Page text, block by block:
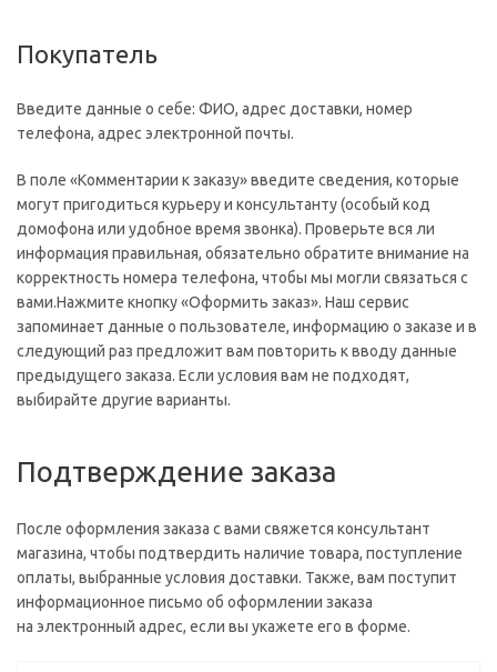
Покупатель
Введите данные о себе: ФИО, адрес доставки, номер
телефона, адрес электронной почты.
В поле «Комментарии к заказу» введите сведения, которые
могут пригодиться курьеру и консультанту (особый код
домофона или удобное время звонка). Проверьте вся ли
информация правильная, обязательно обратите внимание на
корректность номера телефона, чтобы мы могли связаться с
вами.Нажмите кнопку «Оформить заказ». Наш сервис
запоминает данные о пользователе, информацию о заказе и в
следующий раз предложит вам повторить к вводу данные
предыдущего заказа. Если условия вам не подходят,
выбирайте другие варианты.
Подтверждение заказа
После оформления заказа с вами свяжется консультант
магазина, чтобы подтвердить наличие товара, поступление
оплаты, выбранные условия доставки. Также, вам поступит
информационное письмо об оформлении заказа
на электронный адрес, если вы укажете его в форме.